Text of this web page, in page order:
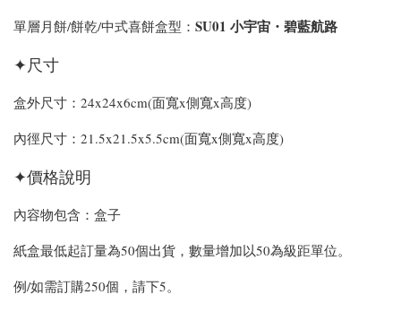
單層月餅/餅乾/中式喜餅盒型： SU01 小宇宙・碧藍航路
✦尺寸
盒外尺寸：24x24x6cm(面寬x側寬x高度)
內徑尺寸：21.5x21.5x5.5cm(面寬x側寬x高度)
✦價格說明
內容物包含：盒子
紙盒最低起訂量為50個出貨，數量增加以50為級距單位。
例/如需訂購250個，請下5。